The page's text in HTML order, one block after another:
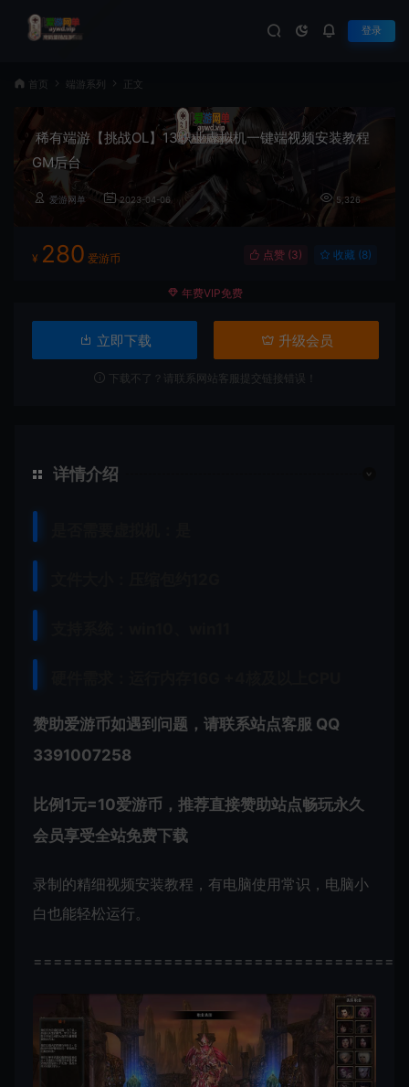
登录
首页 端游系列 正文
稀有端游【挑战OL】13职业虚拟机一键端视频安装教程
GM后台
爱游网单 2023-04-06 5,326
¥ 280 爱游币 点赞 (3) 收藏 (8)
年费VIP免费
立即下载 升级会员
下载不了？请联系网站客服提交链接错误！
详情介绍
赞助爱游币如遇到问题，请联系站点客服 QQ
3391007258
比例1元=10爱游币，推荐直接赞助站点畅玩永久
会员享受全站免费下载
录制的精细视频安装教程，有电脑使用常识，电脑小
白也能轻松运行。